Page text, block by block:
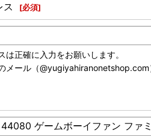
ス [必須]
は正確に入力をお願いします。
メール（@yugiyahiranonetshop.com